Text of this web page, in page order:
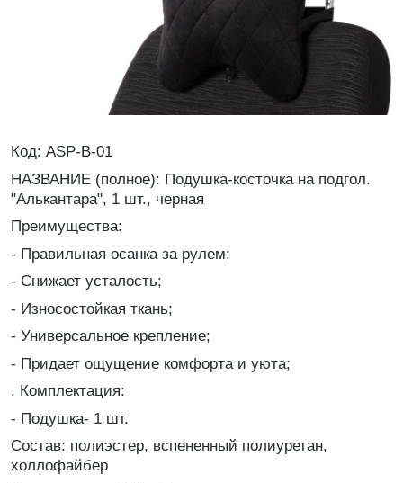
Код: ASP-B-01
НАЗВАНИЕ (полное): Подушка-косточка на подгол.
"Алькантара", 1 шт., черная
Преимущества:
- Правильная осанка за рулем;
- Снижает усталость;
- Износостойкая ткань;
- Универсальное крепление;
- Придает ощущение комфорта и уюта;
. Комплектация:
- Подушка- 1 шт.
Состав: полиэстер, вспененный полиуретан,
холлофайбер